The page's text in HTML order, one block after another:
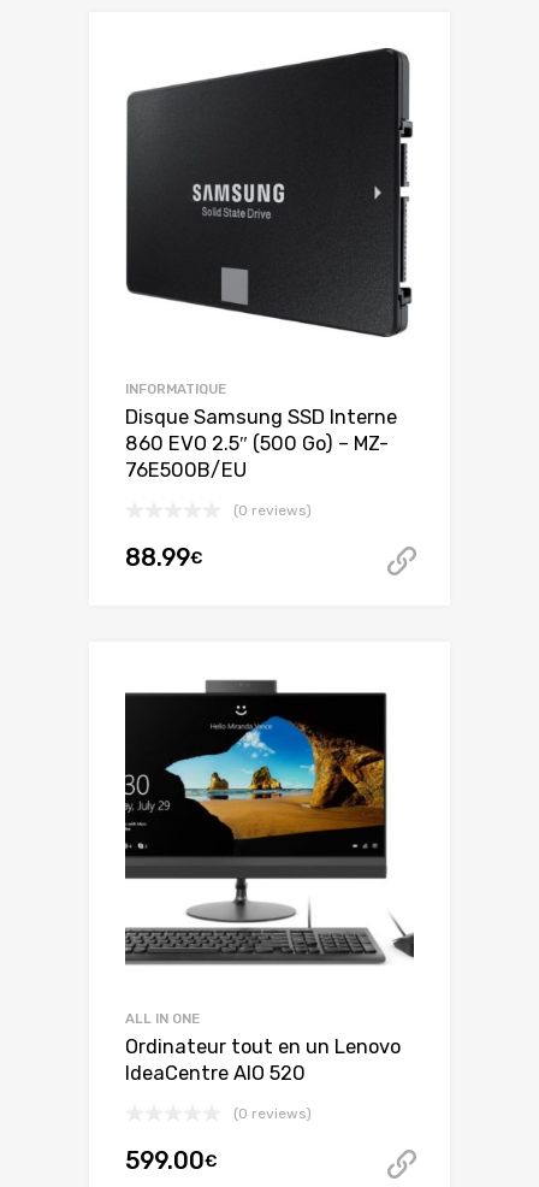
INFORMATIQUE
Disque Samsung SSD Interne
860 EVO 2.5″ (500 Go) – MZ-
76E500B/EU
(0 reviews)
88.99€
ALL IN ONE
Ordinateur tout en un Lenovo
IdeaCentre AIO 520
(0 reviews)
599.00€